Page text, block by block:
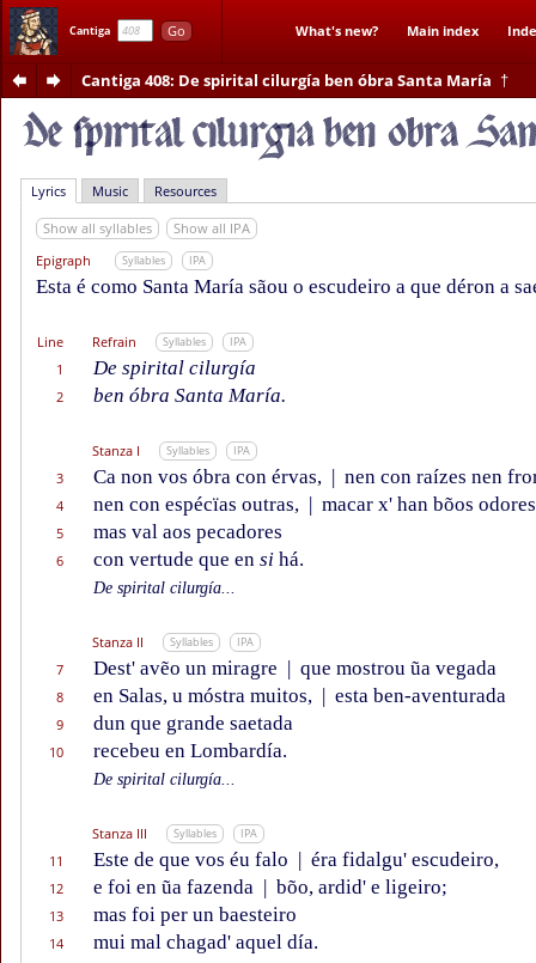
Cantiga Go What's new? Main index
Cantiga 408: De spirital cilurgía ben óbra Santa María †
Lyrics Music Resources
Show all syllables
Show all IPA
Epigraph
Syllables IPA
Esta é como Santa María sãou o escudeiro a que déron a
Line Refrain Syllables IPA
1 De spirital cilurgía
2 ben óbra Santa María.
Stanza I Syllables IPA
3 Ca non vos óbra con érvas, | nen con raízes nen
4 nen con espécïas outras, | macar x' han bõos
5 mas val aos pecadores
6 con vertude que en si há.
De spirital cilurgía...
Stanza II Syllables IPA
7 Dest' avẽo un miragre | que mostrou ũa vegada
8 en Salas, u móstra muitos, | esta ben-aventurada
9 dun que grande saetada
10 recebeu en Lombardía.
De spirital cilurgía...
Stanza III Syllables IPA
11 Este de que vos éu falo | éra fidalgu' escudeiro,
12 e foi en ũa fazenda | bõo, ardid' e ligeiro;
13 mas foi per un baesteiro
14 mui mal chagad' aquel día.